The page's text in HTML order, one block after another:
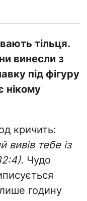
тільця.
винесли з
під фігуру
нікому
кричить:
вивів тебе із
Чудо
годину